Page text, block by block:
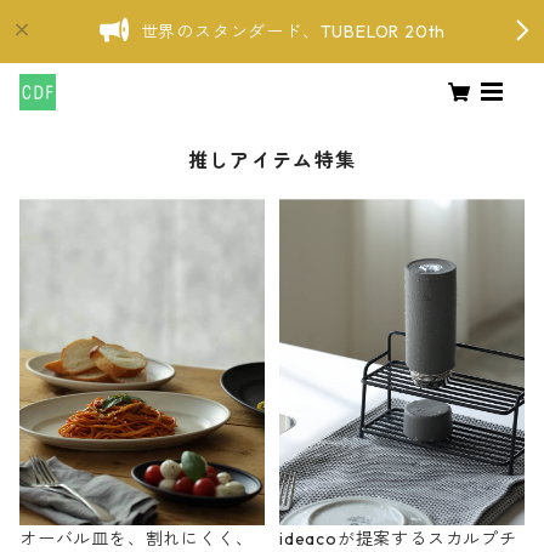
世界のスタンダード、TUBELOR 20th
推しアイテム特集
オーバル皿を、割れにくく、
ideacoが提案するスカルプチ